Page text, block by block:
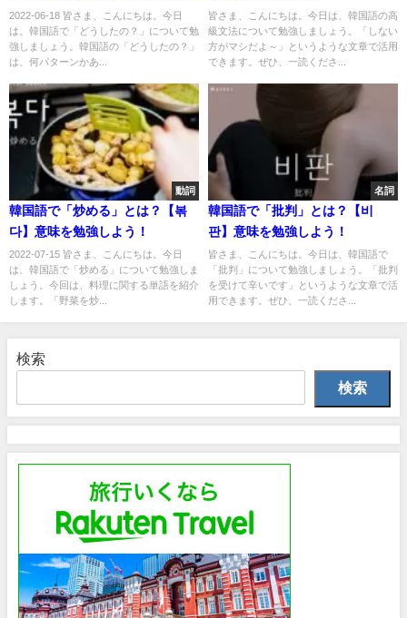
ターしよう！
2022-06-18 皆さま、こんにちは。今日
は、韓国語で「どうしたの？」について勉
強しましょう。韓国語の「どうしたの？」
は、何パターンかあ...
皆さま、こんにちは。今日は、韓国語の高
級文法について勉強しましょう。「しない
方がマシだよ～」というような文章で活用
できます。ぜひ、一読くださ...
動詞
韓国語で「炒める」とは？【볶
다】意味を勉強しよう！
2022-07-15 皆さま、こんにちは。今日
は、韓国語で「炒める」について勉強しま
しょう。今回は、料理に関する単語を紹介
します。「野菜を炒...
名詞
韓国語で「批判」とは？【비
판】意味を勉強しよう！
皆さま、こんにちは。今日は、韓国語で
「批判」について勉強しましょう。「批判
を受けて辛いです」というような文章で活
用できます。ぜひ、一読くださ...
検索
検索